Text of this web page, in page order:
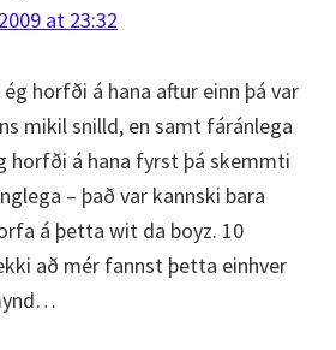
at 23:32
horfði á hana aftur einn þá var
mikil snilld, en samt fáránlega
horfði á hana fyrst þá skemmti
– það var kannski bara
á þetta wit da boyz. 10
að mér fannst þetta einhver